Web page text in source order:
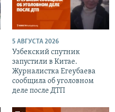
5 АВГУСТА 2026
Узбекский спутник
запустили в Китае.
Журналистка Егеубаева
сообщила об уголовном
деле после ДТП